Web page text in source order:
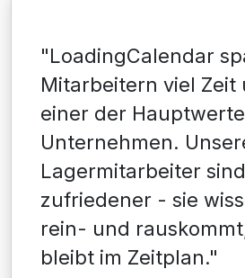
"LoadingCalendar
Mitarbeitern viel Zeit
einer der
Unternehmen.
Lagermitarbeiter
zufriedener - sie
rein- und
bleibt im Zeitplan."